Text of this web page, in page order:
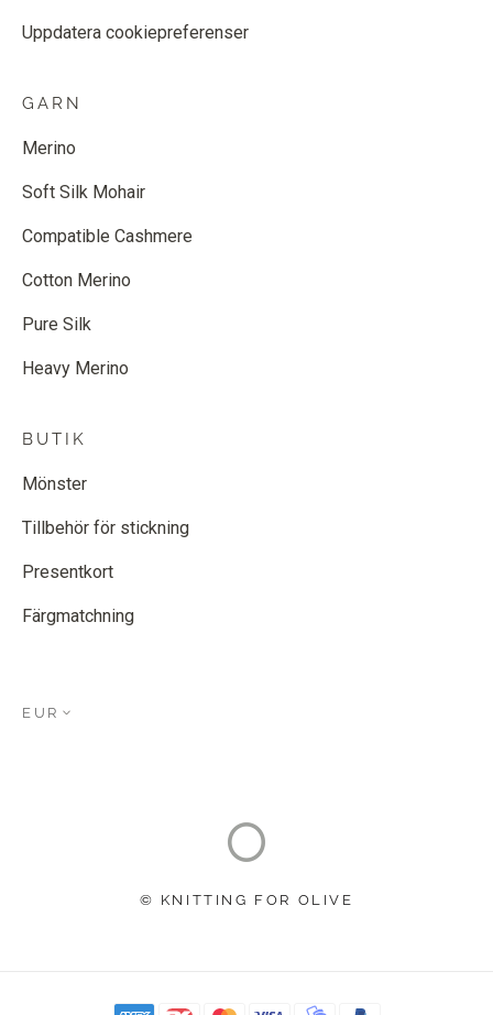
Uppdatera cookiepreferenser
GARN
Merino
Soft Silk Mohair
Compatible Cashmere
Cotton Merino
Pure Silk
Heavy Merino
BUTIK
Mönster
Tillbehör för stickning
Presentkort
Färgmatchning
EUR
© KNITTING FOR OLIVE